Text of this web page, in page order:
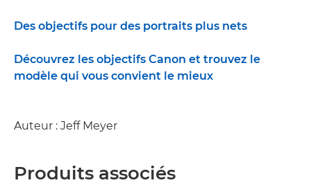
Des objectifs pour des portraits plus nets
Découvrez les objectifs Canon et trouvez le
modèle qui vous convient le mieux
Auteur : Jeff Meyer
Produits associés